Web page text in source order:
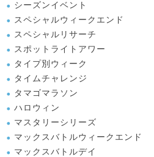
シーズンイベント
スペシャルウィークエンド
スペシャルリサーチ
スポットライトアワー
タイプ別ウィーク
タイムチャレンジ
タマゴマラソン
ハロウィン
マスタリーシリーズ
マックスバトルウィークエンド
マックスバトルデイ